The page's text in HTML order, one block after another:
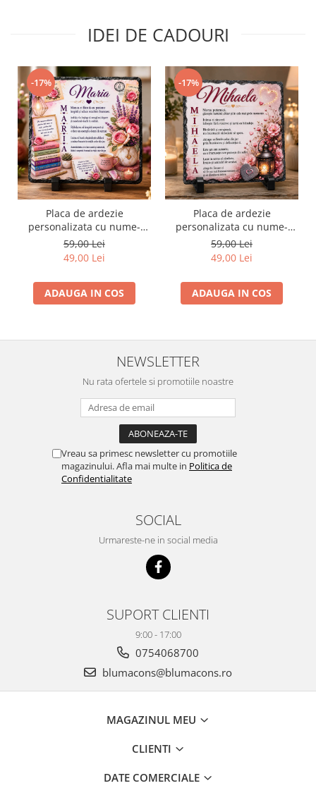
IDEI DE CADOURI
-17%
Placa de ardezie
personalizata cu nume-
Maria
59,00 Lei
49,00 Lei
ADAUGA IN COS
-17%
Placa de ardezie
personalizata cu nume-
Mihaela
59,00 Lei
49,00 Lei
ADAUGA IN COS
NEWSLETTER
Nu rata ofertele si promotiile noastre
Vreau sa primesc newsletter cu promotiile
magazinului. Afla mai multe in Politica de
Confidentialitate
SOCIAL
Urmareste-ne in social media
SUPORT CLIENTI
9:00 - 17:00
0754068700
blumacons@blumacons.ro
MAGAZINUL MEU
CLIENTI
DATE COMERCIALE